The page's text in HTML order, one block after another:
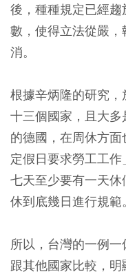
後，種種規定已經
數，使得立法從嚴
消。
根據辛炳隆的研究
十三個國家，且大
的德國，在周休方
定假日要求勞工工
七天至少要有一天
休到底幾日進行規範。
所以，台灣的一例一
跟其他國家比較，明